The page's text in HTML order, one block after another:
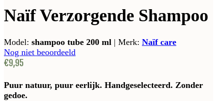
Naïf Verzorgende Shampoo
Model: shampoo tube 200 ml | Merk: Naïf care
Nog niet beoordeeld
€9,95
Puur natuur, puur eerlijk. Handgeselecteerd. Zonder
gedoe.